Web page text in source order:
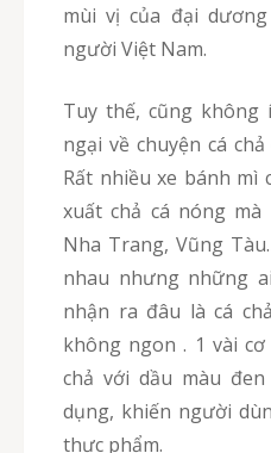
mùi vị của đại
người Việt Nam.
Tuy thế, cũng không ít khách du lịch còn e
ngại về chuyện cá
Rất nhiều xe bánh mì
xuất chả cá nóng
Nha Trang, Vũng
nhau nhưng những
nhận ra đâu là cá
không ngon . 1 vài
chả với dầu màu
dụng, khiến người
thực phẩm.